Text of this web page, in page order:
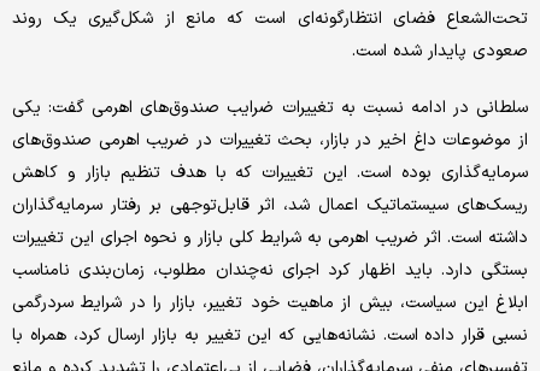
تحت‌الشعاع فضای انتظارگونه‌ای است که مانع از شکل‌گیری یک روند
صعودی پایدار شده است.
سلطانی در ادامه نسبت به تغییرات ضرایب صندوق‌های اهرمی گفت: یکی
از موضوعات داغ اخیر در بازار، بحث تغییرات در ضریب اهرمی صندوق‌های
سرمایه‌گذاری بوده است. این تغییرات که با هدف تنظیم بازار و کاهش
ریسک‌های سیستماتیک اعمال شد، اثر قابل‌توجهی بر رفتار سرمایه‌گذاران
داشته است. اثر ضریب اهرمی به شرایط کلی بازار و نحوه اجرای این تغییرات
بستگی دارد. باید اظهار کرد اجرای نه‌چندان مطلوب، زمان‌بندی نامناسب
ابلاغ این سیاست، بیش از ماهیت خود تغییر، بازار را در شرایط سردرگمی
نسبی قرار داده است. نشانه‌هایی که این تغییر به بازار ارسال کرد، همراه با